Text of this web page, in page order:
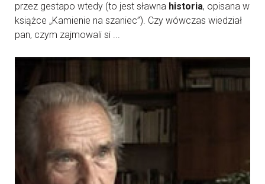
przez gestapo wtedy (to jest sławna historia, opisana w
książce „Kamienie na szaniec”). Czy wówczas wiedział
pan, czym zajmowali si ...